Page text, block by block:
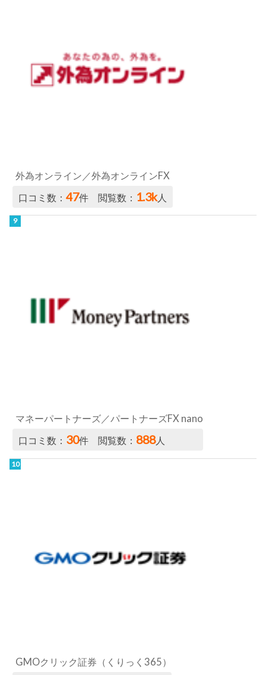
外為オンライン／外為オンラインFX
口コミ数：47件 閲覧数： 1.3k人
マネーパートナーズ／パートナーズFX nano
口コミ数： 30件 閲覧数： 888人
GMOクリック証券（くりっく365）